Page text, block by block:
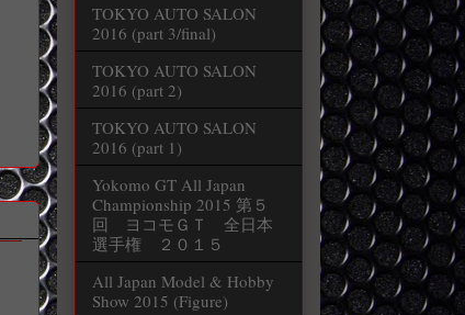
TOKYO AUTO SALON
2016 (part 3/final)
TOKYO AUTO SALON
2016 (part 2)
TOKYO AUTO SALON
2016 (part 1)
Yokomo GT All Japan
Championship 2015 第５
回 ヨコモＧＴ 全日本
選手権 ２０１５
All Japan Model & Hobby
Show 2015 (Figure)